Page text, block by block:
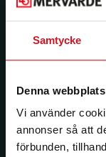
Samtycke
Denna
Vi använder
annonser så att
förbunden,